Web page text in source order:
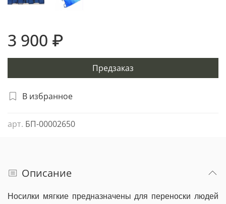
В избранное
арт. БП-00002650
3 900 ₽
Предзаказ
Описание
Носилки мягкие предназначены для переноски людей